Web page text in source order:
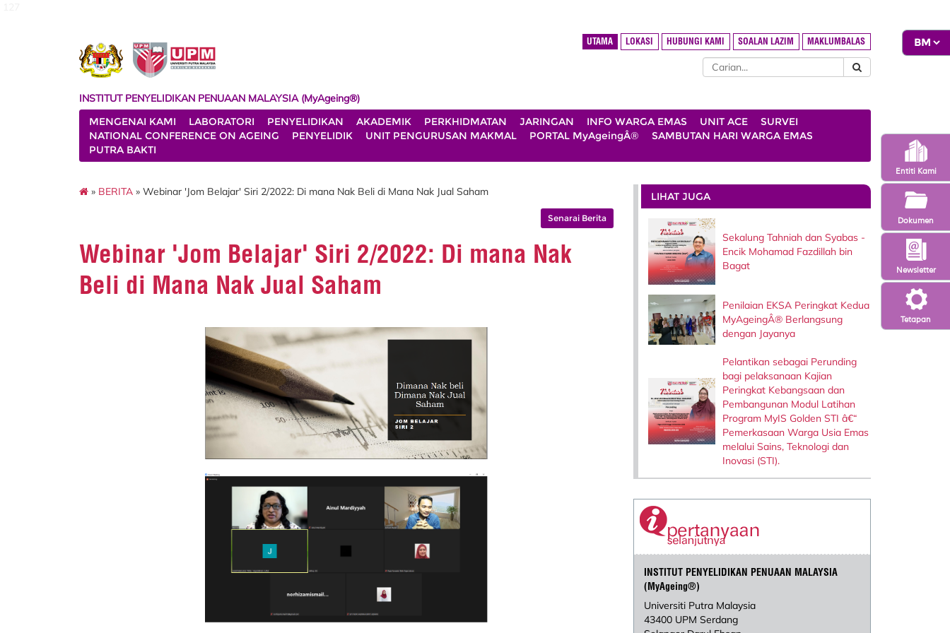
Tetapan
Newsletter
Entiti Kami
Dokumen
UTAMA LOKASI HUBUNGI KAMI SOALAN LAZIM MAKLUMBALAS
INSTITUT PENYELIDIKAN PENUAAN MALAYSIA (MyAgeing®)
MENGENAI KAMI
LABORATORI PENYELIDIKAN AKADEMIK PERKHIDMATAN JARINGAN INFO WARGA EMAS UNIT ACE
SURVEI
NATIONAL CONFERENCE ON AGEING
PENYELIDIK UNIT PENGURUSAN MAKMAL PORTAL MyAgeingÂ®
SAMBUTAN HARI WARGA EMAS
PUTRA BAKTI
» BERITA » Webinar 'Jom Belajar' Siri 2/2022: Di mana Nak Beli di Mana Nak Jual Saham
Senarai Berita
Webinar 'Jom Belajar' Siri 2/2022: Di mana Nak
Beli di Mana Nak Jual Saham
LIHAT JUGA
Sekalung Tahniah dan Syabas -
Encik Mohamad Fazdillah bin
Bagat
Penilaian EKSA Peringkat Kedua
MyAgeingÂ® Berlangsung
dengan Jayanya
Pelantikan sebagai Perunding
bagi pelaksanaan Kajian
Peringkat Kebangsaan dan
Pembangunan Modul Latihan
Program MyIS Golden STI â€“
Pemerkasaan Warga Usia Emas
melalui Sains, Teknologi dan
Inovasi (STI).
INSTITUT PENYELIDIKAN PENUAAN MALAYSIA
(MyAgeing®)
Universiti Putra Malaysia
43400 UPM Serdang